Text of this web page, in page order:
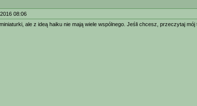
08:06
miniaturki, ale z ideą haiku nie mają wiele wspólnego. Jeśli chcesz, przeczytaj